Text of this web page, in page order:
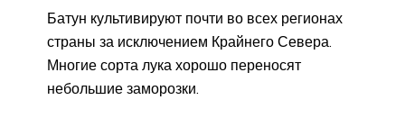
Батун культивируют почти во всех регионах
страны за исключением Крайнего Севера.
Многие сорта лука хорошо переносят
небольшие заморозки.